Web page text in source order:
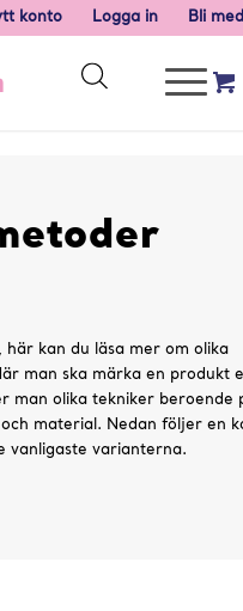
konto Logga in Bli
här kan du läsa mer om olika
man ska märka en produkt
man olika tekniker beroende
material. Nedan följer en
vanligaste varianterna.